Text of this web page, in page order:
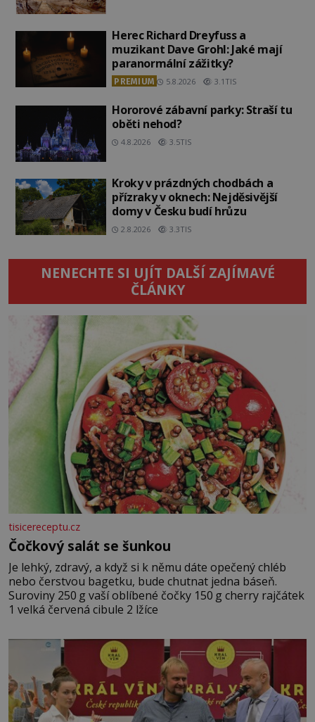
Herec Richard Dreyfuss a
muzikant Dave Grohl: Jaké mají
paranormální zážitky?
PREMIUM 5.8.2026 3.1TIS
Hororové zábavní parky: Straší tu
oběti nehod?
4.8.2026 3.5TIS
Kroky v prázdných chodbách a
přízraky v oknech: Nejděsivější
domy v Česku budí hrůzu
2.8.2026 3.3TIS
NENECHTE SI UJÍT DALŠÍ ZAJÍMAVÉ
ČLÁNKY
tisicereceptu.cz
Čočkový salát se šunkou
Je lehký, zdravý, a když si k němu dáte opečený chléb
nebo čerstvou bagetku, bude chutnat jedna báseň.
Suroviny 250 g vaší oblíbené čočky 150 g cherry rajčátek
1 velká červená cibule 2 lžíce